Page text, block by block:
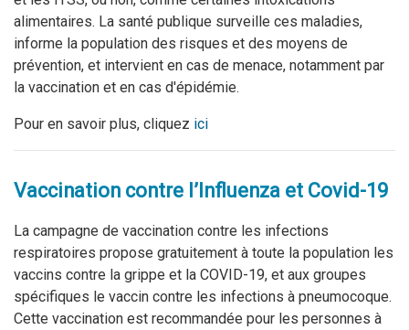
alimentaires. La santé publique surveille ces maladies,
informe la population des risques et des moyens de
prévention, et intervient en cas de menace, notamment par
la vaccination et en cas d'épidémie.
Pour en savoir plus, cliquez ici
Vaccination contre l’Influenza et Covid-19
La campagne de vaccination contre les infections
respiratoires propose gratuitement à toute la population les
vaccins contre la grippe et la COVID-19, et aux groupes
spécifiques le vaccin contre les infections à pneumocoque.
Cette vaccination est recommandée pour les personnes à